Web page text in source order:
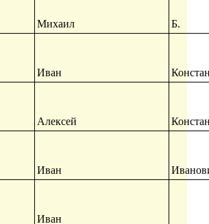
Михаил
Б.
Иван
Алексей
Иван
Иван